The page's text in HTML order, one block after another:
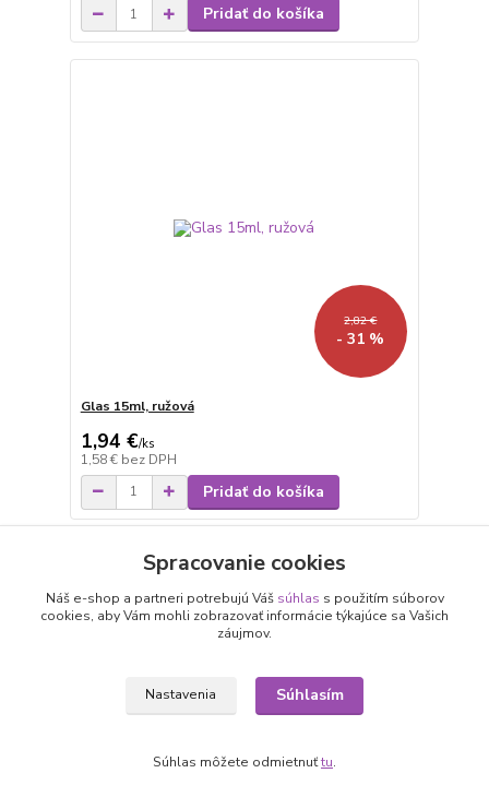
Pridať do košíka
2,82 €
- 31 %
Glas 15ml, ružová
1,94 €/ks
1,58 € bez DPH
Pridať do košíka
Spracovanie cookies
Náš e-shop a partneri potrebujú Váš súhlas s použitím súborov
cookies, aby Vám mohli zobrazovať informácie týkajúce sa Vašich
záujmov.
Nastavenia Súhlasím
Súhlas môžete odmietnuťtu.